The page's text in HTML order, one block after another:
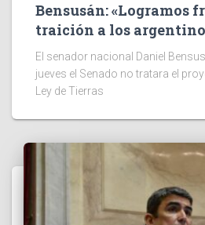
Bensusán: «Logramos
traición a los
El senador nacional Daniel
jueves el Senado no tratara el
Ley de Tierras